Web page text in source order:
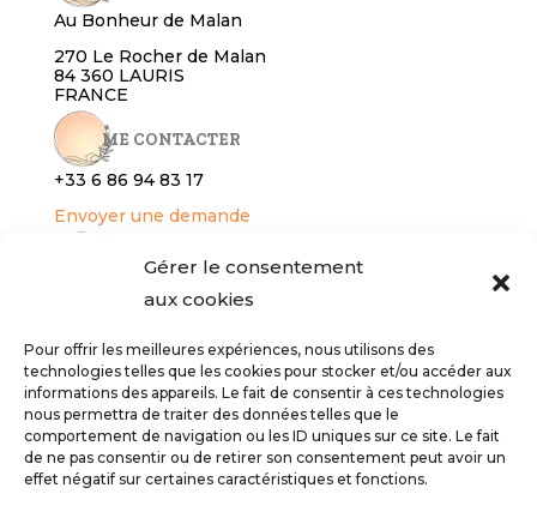
Gérer le consentement
aux cookies
Pour offrir les meilleures expériences, nous utilisons des
technologies telles que les cookies pour stocker et/ou accéder aux
informations des appareils. Le fait de consentir à ces technologies
nous permettra de traiter des données telles que le
comportement de navigation ou les ID uniques sur ce site. Le fait
de ne pas consentir ou de retirer son consentement peut avoir un
effet négatif sur certaines caractéristiques et fonctions.
Au Bonheur de Malan
270 Le Rocher de Malan
84 360 LAURIS
FRANCE
ME CONTACTER
+33 6 86 94 83 17
Envoyer une demande
RÉSERVER
INFOS LÉGALES
Conditions générales de vente
Politique de confidentialité
Mentions légales